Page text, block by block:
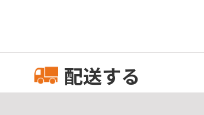
配送する